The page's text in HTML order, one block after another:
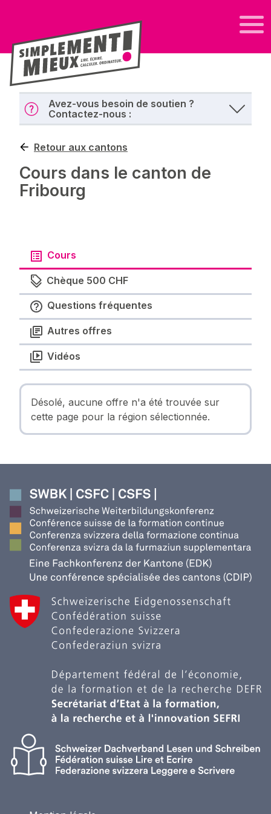
Avez-vous besoin de soutien ?
Contactez-nous :
Retour aux cantons
Cours dans le canton de
Fribourg
Cours
Chèque 500 CHF
Questions fréquentes
Autres offres
Vidéos
Désolé, aucune offre n'a été trouvée sur
cette page pour la région sélectionnée.